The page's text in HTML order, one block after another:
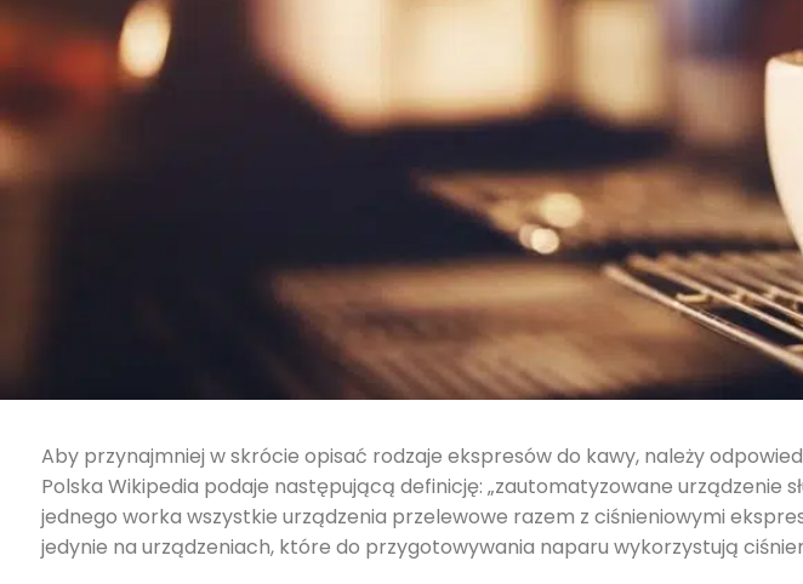
Aby przynajmniej w skrócie opisać rodzaje ekspresów do kawy, należy
Polska Wikipedia podaje następującą definicję: „zautomatyzowane urządzenie
jednego worka wszystkie urządzenia przelewowe razem z ciśnieniowymi
jedynie na urządzeniach, które do przygotowywania naparu wykorzystują